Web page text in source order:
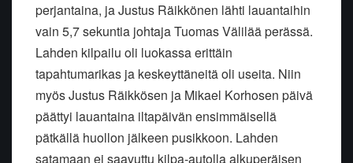
perjantaina, ja Justus Räikkönen lähti lauantaihin
vain 5,7 sekuntia johtaja Tuomas Välilää perässä.
Lahden kilpailu oli luokassa erittäin
tapahtumarikas ja keskeyttäneitä oli useita. Niin
myös Justus Räikkösen ja Mikael Korhosen päivä
päättyi lauantaina iltapäivän ensimmäisellä
pätkällä huollon jälkeen pusikkoon. Lahden
satamaan ei saavuttu kilpa-autolla alkuperäisen